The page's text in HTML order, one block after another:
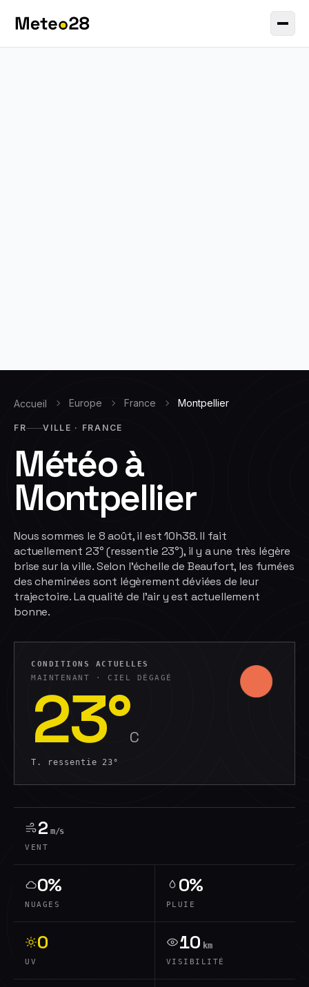
Accueil Europe France Montpellier
FR VILLE · FRANCE
Météo à
Montpellier
Nous sommes le 8 août, il est 10h38. Il fait
actuellement 23° (ressentie 23°), il y a une très légère
brise sur la ville. Selon l'échelle de Beaufort, les fumées
des cheminées sont légèrement déviées de leur
trajectoire. La qualité de l'air y est actuellement
bonne.
CONDITIONS ACTUELLES
MAINTENANT · CIEL DÉGAGÉ
23°C
T. ressentie 23°
2 m/s
VENT
0%
NUAGES
0%
PLUIE
0
UV
10 km
VISIBILITÉ